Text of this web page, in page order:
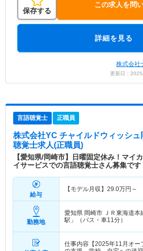
保存する
この求人を問
詳細を見る
株式会社
更新日：
言語聴覚士 正職員
株式会社YC チャイルドウィッシュ
聴覚士求人(正職員)
【愛知県/岡崎市】日曜固定休み！マイ
イサービスでの言語聴覚士さん募集です
給与
【モデル月収】 29.0万円～
勤務地
愛知県 岡崎市 ＪＲ東海道
駅」（バス・車11分）
仕事内容【2025年11月オー